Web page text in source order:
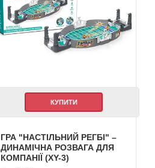
КУПИТИ
ГРА "НАСТІЛЬНИЙ РЕГБІ" –
ДИНАМІЧНА РОЗВАГА ДЛЯ
КОМПАНІЇ (XY-3)